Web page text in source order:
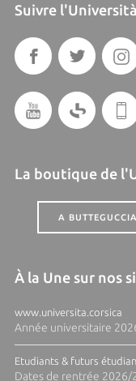
Suivre
La boutique de
A BUTTEGUCCIA
À la Une sur nos
www.universita.corsica
Année universitaire
Etudiants & futurs
Dates de rentrée 2026/